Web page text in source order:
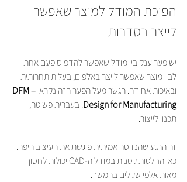
הפיכת המודל למוצר שאפשר
לייצר בסדרות
יש פער ענק בין מודל שאפשר להדפיס פעם אחת
לבין מוצר שאפשר לייצר באלפים, בעלות תחרותית
ובאיכות אחידה. הגשר מעל הפער הזה נקרא DFM –
Design for Manufacturing. בעברית פשוטה,
תכנון לייצור.
זה הרגע שהנדסה אמיתית פוגשת את העיצוב היפה.
כאן החלטות קטנות במודל ה-CAD יכולות לחסוך
מאות אלפי שקלים בהמשך.